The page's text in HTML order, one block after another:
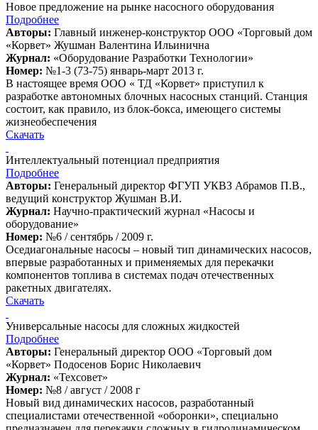
Новое предложение на рынке насосного оборудования
Подробнее
Авторы: Главный инженер-конструктор ООО «Торговый дом
«Корвет» Жушман Валентина Ильинична
Журнал: «Оборудование Разработки Технологии»
Номер: №1-3 (73-75) январь-март 2013 г.
В настоящее время ООО « ТД «Корвет» приступил к
разработке автономных блочных насосных станций. Станция
состоит, как правило, из блок-бокса, имеющего системы
жизнеобеспечения
Скачать
Интеллектуальный потенциал предприятия
Подробнее
Авторы: Генеральный директор ФГУП УКВЗ Абрамов П.В.,
ведущий конструктор Жушман В.И.
Журнал: Научно-практический журнал «Насосы и
оборудование»
Номер: №6 / сентябрь / 2009 г.
Оседиагональные насосы – новый тип динамических насосов,
впервые разработанных и применяемых для перекачки
компонентов топлива в системах подач отечественных
ракетных двигателях.
Скачать
Универсальные насосы для сложных жидкостей
Подробнее
Авторы: Генеральный директор ООО «Торговый дом
«Корвет» Подосенов Борис Николаевич
Журнал: «Техсовет»
Номер: №8 / август / 2008 г
Новый вид динамических насосов, разработанный
специалистами отечественной «оборонки», специально